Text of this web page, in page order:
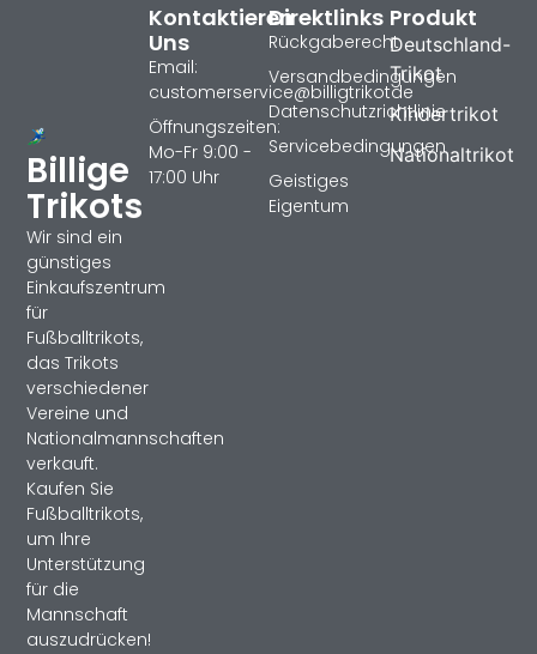
Billige
Trikots
Wir sind ein
günstiges
Einkaufszentrum
für
Fußballtrikots,
das Trikots
verschiedener
Vereine und
Nationalmannschaften
verkauft.
Kaufen Sie
Fußballtrikots,
um Ihre
Unterstützung
für die
Mannschaft
auszudrücken!
Produkt
Deutschland-
Trikot
Kindertrikot
Nationaltrikot
Direktlinks
Rückgaberecht
Versandbedingungen
Datenschutzrichtlinie
Servicebedingungen
Geistiges
Eigentum
Kontaktieren
Uns
Email:
customerservice@billigtrikotde
Öffnungszeiten:
Mo-Fr 9:00 -
17:00 Uhr